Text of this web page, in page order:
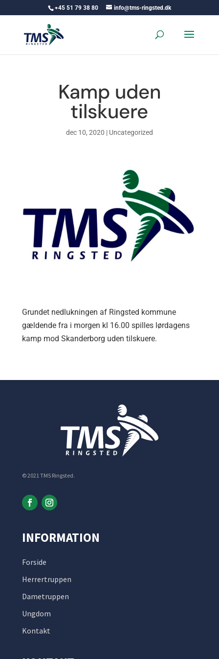
+45 51 79 38 80 info@tms-ringsted.dk
Kamp uden
tilskuere
dec 10, 2020 | Uncategorized
Grundet nedlukningen af Ringsted kommune
gældende fra i morgen kl 16.00 spilles lørdagens
kamp mod Skanderborg uden tilskuere.
© 2021 TMS Ringsted.
INFORMATION
Forside
Herrertruppen
Dametruppen
Ungdom
Kontakt